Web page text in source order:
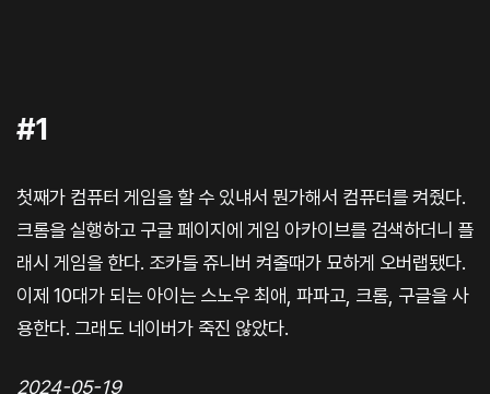
#1
첫째가 컴퓨터 게임을 할 수 있냬서 뭔가해서 컴퓨터를 켜줬다.
크롬을 실행하고 구글 페이지에 게임 아카이브를 검색하더니 플
래시 게임을 한다. 조카들 쥬니버 켜줄때가 묘하게 오버랩됐다.
이제 10대가 되는 아이는 스노우 최애, 파파고, 크롬, 구글을 사
용한다. 그래도 네이버가 죽진 않았다.
2024-05-19